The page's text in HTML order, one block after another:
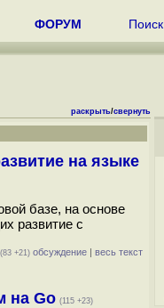
ФОРУМ Поиск
раскрыть/свернуть
на языке
базе, на основе
развитие с
(83 +21) обсуждение | весь текст
на Go (115 +23)